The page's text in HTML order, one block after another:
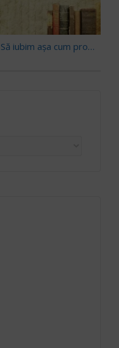
7.6 Să iubim aşa cum promitem! (st7 Unitatea în familie)